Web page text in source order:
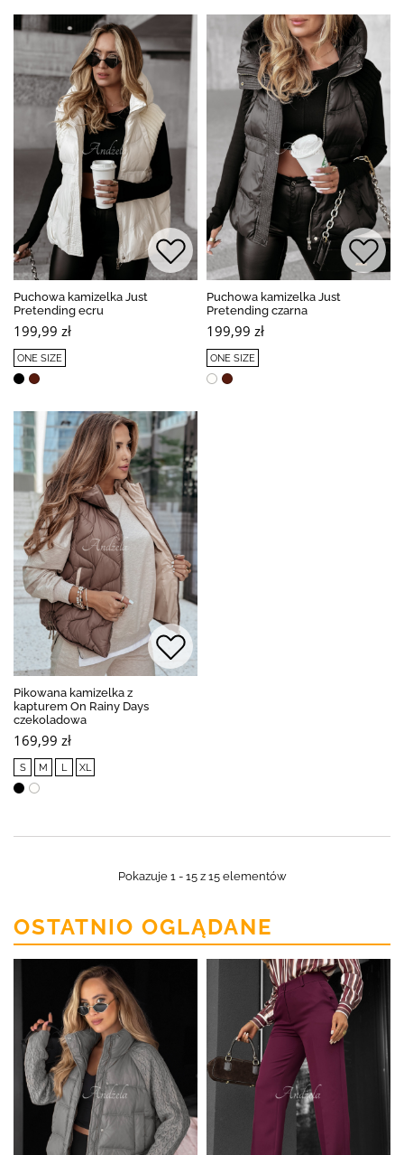
Puchowa kamizelka Just
Pretending ecru
199,99 zł
ONE SIZE
Puchowa kamizelka Just
Pretending czarna
199,99 zł
ONE SIZE
Pikowana kamizelka z
kapturem On Rainy Days
czekoladowa
169,99 zł
S M L XL
Pokazuje 1 - 15 z 15 elementów
OSTATNIO OGLĄDANE